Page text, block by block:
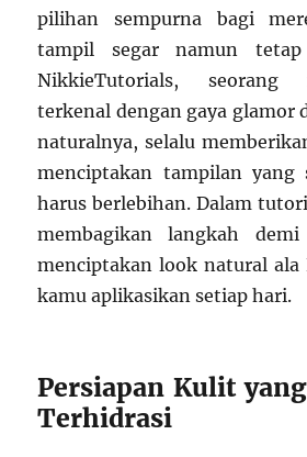
pilihan sempurna bagi
tampil segar namun
NikkieTutorials, seorang
terkenal dengan gaya glamor
naturalnya, selalu
menciptakan tampilan yang
harus berlebihan. Dalam
membagikan langkah
menciptakan look natural ala
kamu aplikasikan setiap hari.
Persiapan Kulit
Terhidrasi